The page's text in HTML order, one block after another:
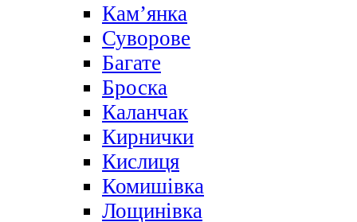
Кам’янка
Суворове
Багате
Броска
Каланчак
Кирнички
Кислиця
Комишівка
Лощинівка